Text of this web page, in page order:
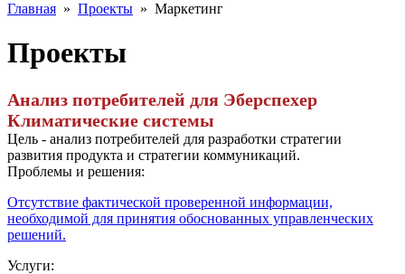
Главная » Проекты » Маркетинг
Проекты
Анализ потребителей для Эберспехер
Климатические системы
Цель - анализ потребителей для разработки стратегии
развития продукта и стратегии коммуникаций.
Проблемы и решения:
Отсутствие фактической проверенной информации,
необходимой для принятия обоснованных управленческих
решений.
Услуги: